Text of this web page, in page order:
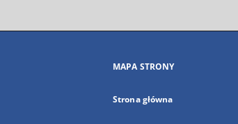
MAPA STRONY
Strona główna